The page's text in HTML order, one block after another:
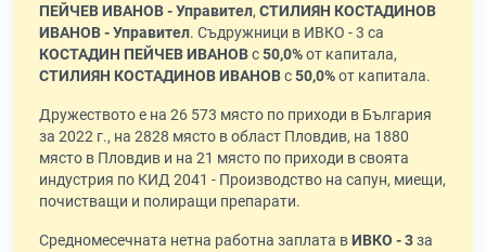
ПЕЙЧЕВ ИВАНОВ - Управител, СТИЛИЯН КОСТАДИНОВ
ИВАНОВ - Управител. Съдружници в ИВКО - 3 са
КОСТАДИН ПЕЙЧЕВ ИВАНОВс50,0%от капитала,
СТИЛИЯН КОСТАДИНОВ ИВАНОВс50,0%от капитала.
Дружеството е на 26 573 място по приходи в България
за 2022 г., на 2828 място в област Пловдив, на 1880
място в Пловдив и на 21 място по приходи в своята
индустрия по КИД 2041 - Производство на сапун, миещи,
почистващи и полиращи препарати.
Средномесечната нетна работна заплата вИВКО - 3за